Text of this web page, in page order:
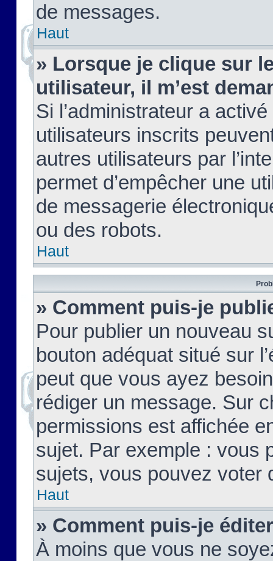
de messages.
Haut
» Lorsque je clique sur
utilisateur, il m’est
Si l’administrateur a
utilisateurs inscrits
autres utilisateurs par
permet d’empêcher une
de messagerie
ou des robots.
Haut
» Comment puis-je
Pour publier un nouveau
bouton adéquat situé sur
peut que vous ayez
rédiger un message. Sur
permissions est affichée
sujet. Par exemple : vous
sujets, vous pouvez voter
Haut
» Comment puis-je
À moins que vous ne